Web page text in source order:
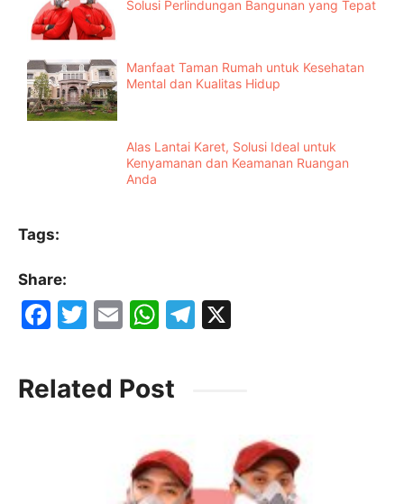
Solusi Perlindungan Bangunan yang Tepat
Manfaat Taman Rumah untuk Kesehatan
Mental dan Kualitas Hidup
Alas Lantai Karet, Solusi Ideal untuk
Kenyamanan dan Keamanan Ruangan
Anda
Tags:
Share:
F
c
e
T
itt
er
E
ai
l
W
at
s
p
p
T
Related Post